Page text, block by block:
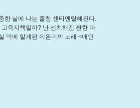
한 날에 나는 줄창 센티멘탈해진다.
육지책일까? 난 센치해진 짠한 마
덕에 알게된 이은미의 노래 <애인